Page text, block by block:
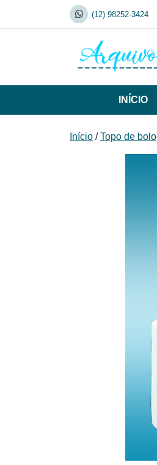
(12) 98252-3424
INÍCIO
Início /Topo de bolo